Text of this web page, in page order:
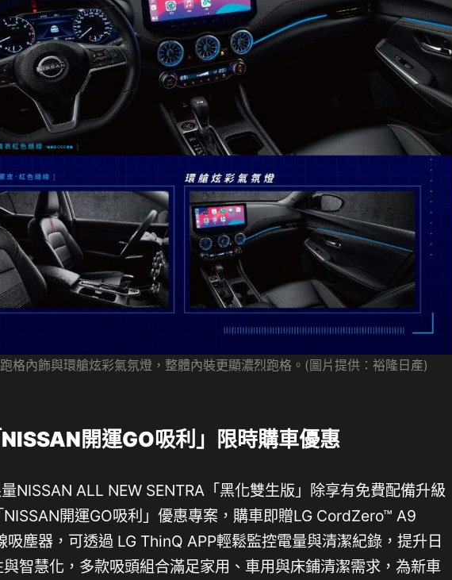
格內飾與環艙炫彩氣氛燈，整體內裝更顯濃烈跑格。(圖片提供：裕隆日產)
開運GO吸利」限時購車優惠
ALL NEW SENTRA「黑化雙生版」除享有免費配備升級
開運GO吸利」優惠專案，購車即贈LG CordZero™ A9
吸塵器，可透過 LG ThinQ APP輕鬆監控電量與清潔紀錄，提升日
智慧化，多款吸頭組合滿足家用、車用與床鋪清潔需求，為新車